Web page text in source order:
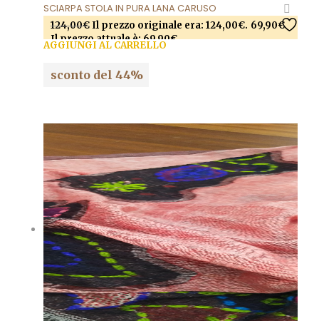
SCIARPA STOLA IN PURA LANA CARUSO
124,00€ Il prezzo originale era: 124,00€. 69,90€
Il prezzo attuale è: 69,90€.
AGGIUNGI AL CARRELLO
sconto del 44%